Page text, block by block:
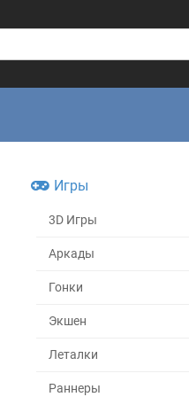
Игры
3D Игры
Аркады
Гонки
Экшен
Леталки
Раннеры